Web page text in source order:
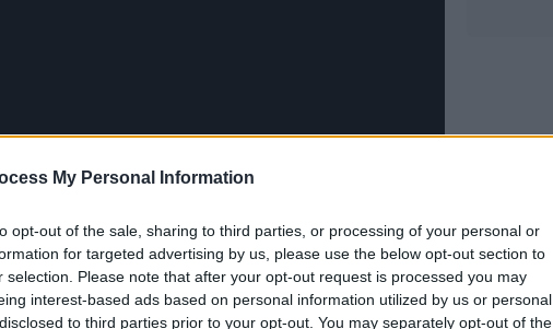
My Personal Information
opt-out of the sale, sharing to third parties, or processing of your personal or
for targeted advertising by us, please use the below opt-out section to
selection. Please note that after your opt-out request is processed you may
interest-based ads based on personal information utilized by us or personal
to third parties prior to your opt-out. You may separately opt-out of the